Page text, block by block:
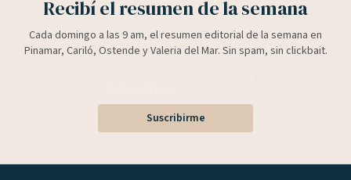
Recibí el resumen de la semana
Cada domingo a las 9 am, el resumen editorial de la semana en
Pinamar, Cariló, Ostende y Valeria del Mar. Sin spam, sin clickbait.
Suscribirme